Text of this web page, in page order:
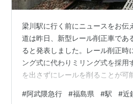
梁川駅に行く前にニュースをお伝
道は昨日、新型レール削正車であ
ると発表しました。レール削正時
ング式に代わりミリング式を採用
を出さずにレールを削ることが可
す。５月28日に宮津車庫に納入さ
#阿武隈急行 #福島県 #駅 #近